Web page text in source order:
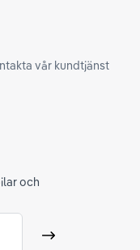
vår kundtjänst
och
Skicka